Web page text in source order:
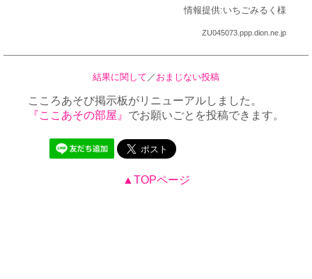
情報提供:いちごみるく様
ZU045073.ppp.dion.ne.jp
結果に関して ／ おまじない投稿
こころあそび掲示板がリニューアルしました。
『ここあその部屋』 でお願いごとを投稿できます。
▲TOPページ